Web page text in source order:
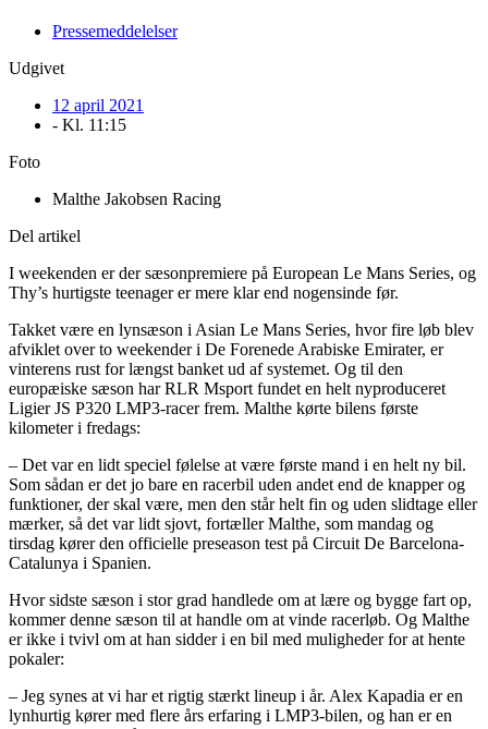
Pressemeddelelser
Udgivet
12 april 2021
- Kl. 11:15
Foto
Malthe Jakobsen Racing
Del artikel
I weekenden er der sæsonpremiere på European Le Mans Series, og
Thy’s hurtigste teenager er mere klar end nogensinde før.
Takket være en lynsæson i Asian Le Mans Series, hvor fire løb blev
afviklet over to weekender i De Forenede Arabiske Emirater, er
vinterens rust for længst banket ud af systemet. Og til den
europæiske sæson har RLR Msport fundet en helt nyproduceret
Ligier JS P320 LMP3-racer frem. Malthe kørte bilens første
kilometer i fredags:
– Det var en lidt speciel følelse at være første mand i en helt ny bil.
Som sådan er det jo bare en racerbil uden andet end de knapper og
funktioner, der skal være, men den står helt fin og uden slidtage eller
mærker, så det var lidt sjovt, fortæller Malthe, som mandag og
tirsdag kører den officielle preseason test på Circuit De Barcelona-
Catalunya i Spanien.
Hvor sidste sæson i stor grad handlede om at lære og bygge fart op,
kommer denne sæson til at handle om at vinde racerløb. Og Malthe
er ikke i tvivl om at han sidder i en bil med muligheder for at hente
pokaler:
– Jeg synes at vi har et rigtig stærkt lineup i år. Alex Kapadia er en
lynhurtig kører med flere års erfaring i LMP3-bilen, og han er en